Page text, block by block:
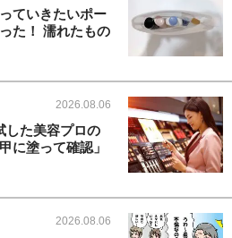
ていきたいポー
た！ 濡れたもの
2026.08.06
した美容プロの
に塗って確認」
2026.08.06